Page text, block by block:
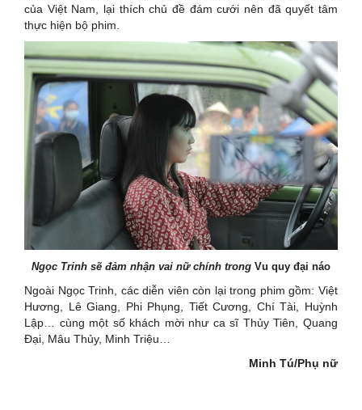
của Việt Nam, lại thích chủ đề đám cưới nên đã quyết tâm
thực hiện bộ phim.
Ngọc Trinh sẽ đảm nhận vai nữ chính trong Vu quy đại náo
Ngoài Ngọc Trinh, các diễn viên còn lại trong phim gồm: Việt
Hương, Lê Giang, Phi Phụng, Tiết Cương, Chí Tài, Huỳnh
Lập… cùng một số khách mời như ca sĩ Thủy Tiên, Quang
Đại, Mâu Thủy, Minh Triệu…
Minh Tú/Phụ nữ